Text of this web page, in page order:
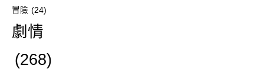
冒險 (24)
劇情
(268)